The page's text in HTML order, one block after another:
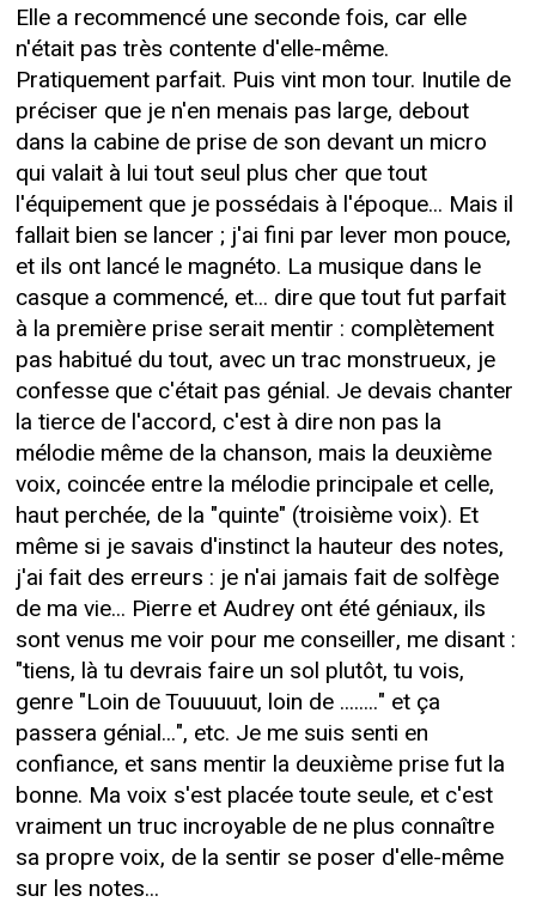
Elle a recommencé une seconde fois, car elle
n'était pas très contente d'elle-même.
Pratiquement parfait. Puis vint mon tour. Inutile de
préciser que je n'en menais pas large, debout
dans la cabine de prise de son devant un micro
qui valait à lui tout seul plus cher que tout
l'équipement que je possédais à l'époque... Mais il
fallait bien se lancer ; j'ai fini par lever mon pouce,
et ils ont lancé le magnéto. La musique dans le
casque a commencé, et... dire que tout fut parfait
à la première prise serait mentir : complètement
pas habitué du tout, avec un trac monstrueux, je
confesse que c'était pas génial. Je devais chanter
la tierce de l'accord, c'est à dire non pas la
mélodie même de la chanson, mais la deuxième
voix, coincée entre la mélodie principale et celle,
haut perchée, de la "quinte" (troisième voix). Et
même si je savais d'instinct la hauteur des notes,
j'ai fait des erreurs : je n'ai jamais fait de solfège
de ma vie... Pierre et Audrey ont été géniaux, ils
sont venus me voir pour me conseiller, me disant :
"tiens, là tu devrais faire un sol plutôt, tu vois,
genre "Loin de Touuuuut, loin de ........" et ça
passera génial...", etc. Je me suis senti en
confiance, et sans mentir la deuxième prise fut la
bonne. Ma voix s'est placée toute seule, et c'est
vraiment un truc incroyable de ne plus connaître
sa propre voix, de la sentir se poser d'elle-même
sur les notes...